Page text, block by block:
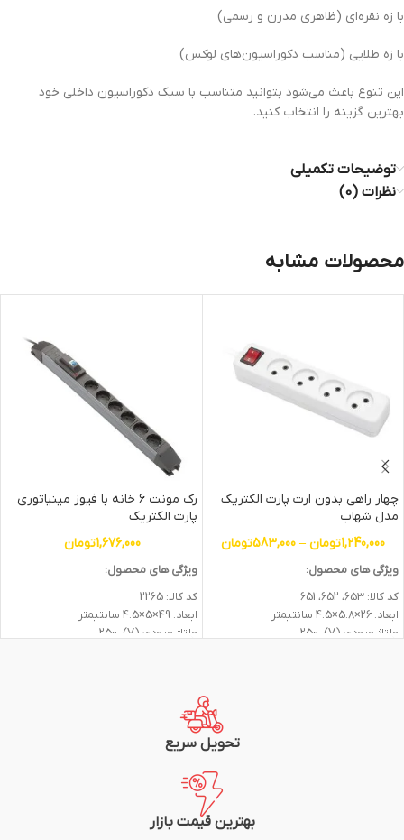
با زه نقره‌ای (ظاهری مدرن و رسمی)
با زه طلایی (مناسب دکوراسیون‌های لوکس)
این تنوع باعث می‌شود بتوانید متناسب با سبک دکوراسیون داخلی خود
بهترین گزینه را انتخاب کنید.
توضیحات تکمیلی
نظرات (0)
محصولات مشابه
چهار راهی بدون ارت پارت الکتریک
مدل شهاب
1,240,000تومان –
583,000تومان
ویژگی های محصول:
کد کالا: 653، 652، 651
ابعاد: 26×5.8×4.5 سانتیمتر
ولتاژ ورودی (V): 250
استاندارد ملی ایران، گواهی استاندارد اروپا
رک مونت 6 خانه با فیوز مینیاتوری
پارت الکتریک
1,676,000تومان
ویژگی های محصول:
کد کالا: 2265
ابعاد: 49×5×4.5 سانتیمتر
ولتاژ ورودی (V): 250
جنس بدنه: پلاستیک
جنس هسته: سرامیک
رنگ بدنه: سفید
نوع کلید: فیوز مینیاتوری
طول کابل (متر): 1.8 متر
نوع کابل: 1*3
ارت: دارد
تحویل سریع
بهترین قیمت بازار